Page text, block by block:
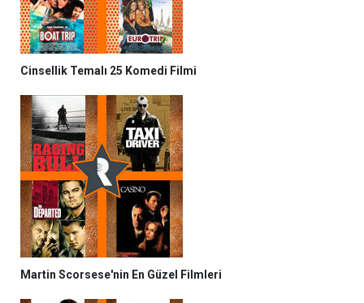
Cinsellik Temalı 25 Komedi Filmi
Martin Scorsese'nin En Güzel Filmleri